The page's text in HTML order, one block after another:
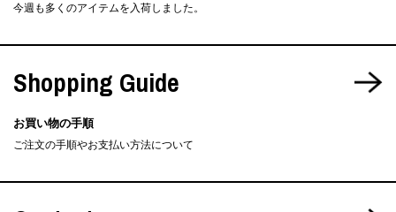
今週も多くのアイテムを入荷しました。
Shopping Guide
お買い物の手順
ご注文の手順やお支払い方法について